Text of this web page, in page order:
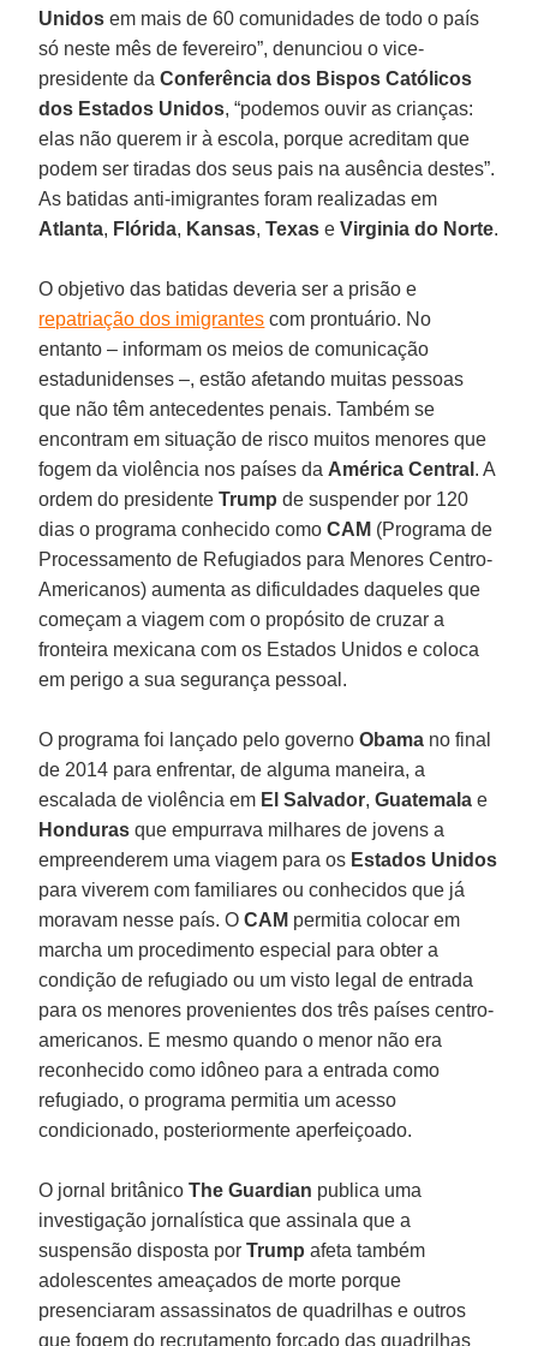
Unidos em mais de 60 comunidades de todo o país
só neste mês de fevereiro”, denunciou o vice-
presidente daConferência dos Bispos Católicos
dos Estados Unidos, “podemos ouvir as crianças:
elas não querem ir à escola, porque acreditam que
podem ser tiradas dos seus pais na ausência destes”.
As batidas anti-imigrantes foram realizadas em
Atlanta, Flórida, Kansas,Texas eVirginia do Norte.
O objetivo das batidas deveria ser a prisão e
repatriação dos imigrantes com prontuário. No
entanto – informam os meios de comunicação
estadunidenses –, estão afetando muitas pessoas
que não têm antecedentes penais. Também se
encontram em situação de risco muitos menores que
fogem da violência nos países da América Central . A
ordem do presidenteTrump de suspender por 120
dias o programa conhecido comoCAM (Programa de
Processamento de Refugiados para Menores Centro-
Americanos) aumenta as dificuldades daqueles que
começam a viagem com o propósito de cruzar a
fronteira mexicana com os Estados Unidos e coloca
em perigo a sua segurança pessoal.
O programa foi lançado pelo governoObama no final
de 2014 para enfrentar, de alguma maneira, a
escalada de violência em El Salvador,Guatemala e
Honduras que empurrava milhares de jovens a
empreenderem uma viagem para os Estados Unidos
para viverem com familiares ou conhecidos que já
moravam nesse país. OCAM permitia colocar em
marcha um procedimento especial para obter a
condição de refugiado ou um visto legal de entrada
para os menores provenientes dos três países centro-
americanos. E mesmo quando o menor não era
reconhecido como idôneo para a entrada como
refugiado, o programa permitia um acesso
condicionado, posteriormente aperfeiçoado.
O jornal britânicoThe Guardian publica uma
investigação jornalística que assinala que a
suspensão disposta porTrump afeta também
adolescentes ameaçados de morte porque
presenciaram assassinatos de quadrilhas e outros
que fogem do recrutamento forçado das quadrilhas